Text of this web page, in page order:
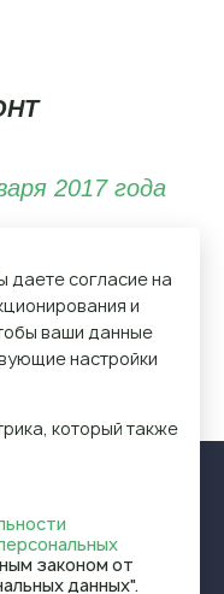
2017 года
4487
59
даете согласие на
и
ваши данные
настройки
который также
законом от
данных".